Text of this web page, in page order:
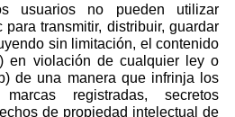
usuarios no pueden utilizar
transmitir, distribuir, guardar
sin limitación, el contenido
en violación de cualquier ley o
de una manera que infrinja los
registradas, secretos
de propiedad intelectual de